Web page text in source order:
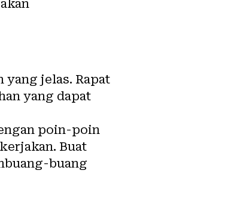
jelas. Rapat
yang dapat
poin-poin
Buat
buang